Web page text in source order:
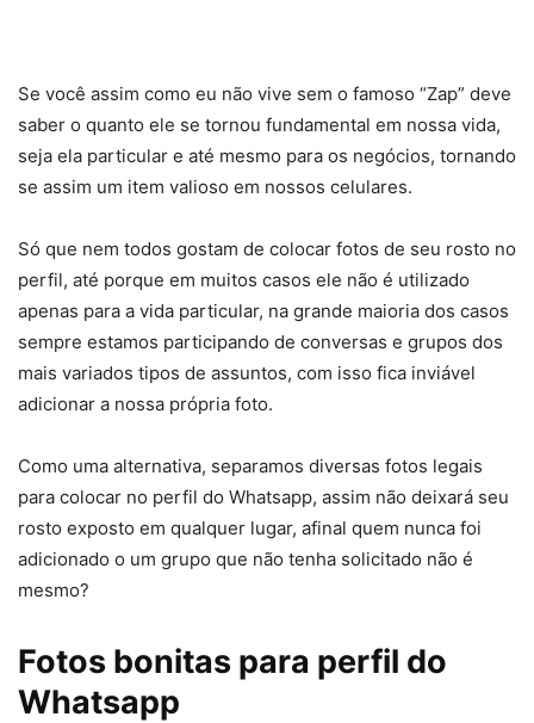
Se você assim como eu não vive sem o famoso “Zap” deve
saber o quanto ele se tornou fundamental em nossa vida,
seja ela particular e até mesmo para os negócios, tornando
se assim um item valioso em nossos celulares.
Só que nem todos gostam de colocar fotos de seu rosto no
perfil, até porque em muitos casos ele não é utilizado
apenas para a vida particular, na grande maioria dos casos
sempre estamos participando de conversas e grupos dos
mais variados tipos de assuntos, com isso fica inviável
adicionar a nossa própria foto.
Como uma alternativa, separamos diversas fotos legais
para colocar no perfil do Whatsapp, assim não deixará seu
rosto exposto em qualquer lugar, afinal quem nunca foi
adicionado o um grupo que não tenha solicitado não é
mesmo?
Fotos bonitas para perfil do
Whatsapp